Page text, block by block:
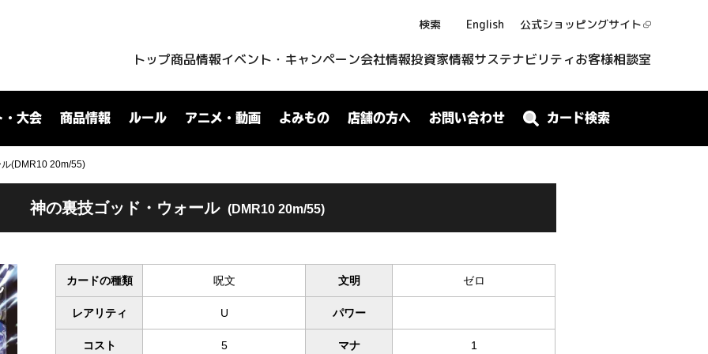
検索 English 公式ショッピングサイト
トップ商品情報イベント・キャンペーン会社情報投資家情報サステナビリティお客様相談室
・大会 商品情報 ルール アニメ・動画 よみもの 店舗の方へ お問い合わせ カード検索
(DMR10 20m/55)
神の裏技ゴッド・ウォール (DMR10 20m/55)
カードの種類 呪文 文明 ゼロ
レアリティ U パワー
コスト 5 マナ 1